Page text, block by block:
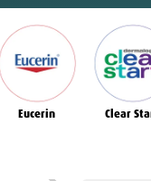
Eucerin Clear